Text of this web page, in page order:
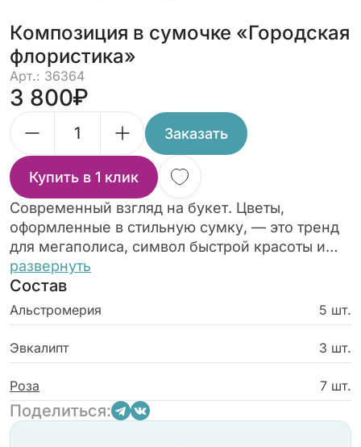
Композиция в сумочке «Городская
флористика»
Арт.: 36364
3 800
Заказать
Купить в 1 клик
Современный взгляд на букет. Цветы,
оформленные в стильную сумку, — это тренд
для мегаполиса, символ быстрой красоты и
продуманного стиля.
развернуть
Состав
Альстромерия 5 шт.
Эвкалипт 3 шт.
Роза 7 шт.
Поделиться: